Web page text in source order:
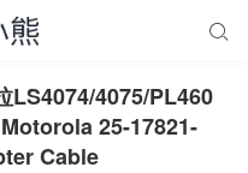

LS4074/4075/PL460
25-17821-
Cable